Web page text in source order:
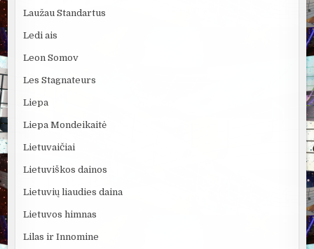
Laužau Standartus
Ledi ais
Leon Somov
Les Stagnateurs
Liepa
Liepa Mondeikaitė
Lietuvaičiai
Lietuviškos dainos
Lietuvių liaudies daina
Lietuvos himnas
Lilas ir Innomine